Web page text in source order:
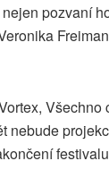
pozvaní
Všechno
nebude